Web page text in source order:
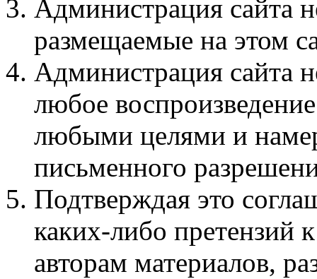
Администрация сайта
размещаемые на этом
Администрация сайта
любое
любыми целями и
письменного
Подтверждая это
каких-либо претензий
авторам материалов,